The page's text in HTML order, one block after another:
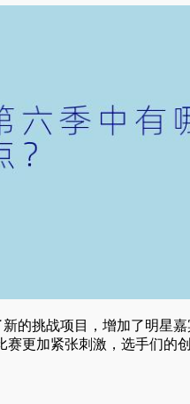
的挑战项目，增加了明星
赛更加紧张刺激，选手们的